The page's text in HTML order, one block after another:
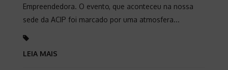
Empreendedora. O evento, que aconteceu na nossa
sede da ACIP foi marcado por uma atmosfera...
LEIA MAIS